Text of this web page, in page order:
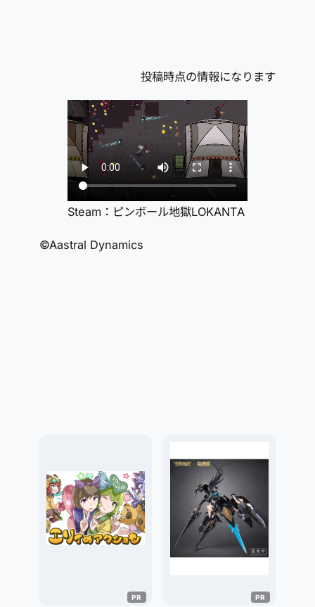
投稿時点の情報になります
Steam：ピンボール地獄LOKANTA
©Aastral Dynamics